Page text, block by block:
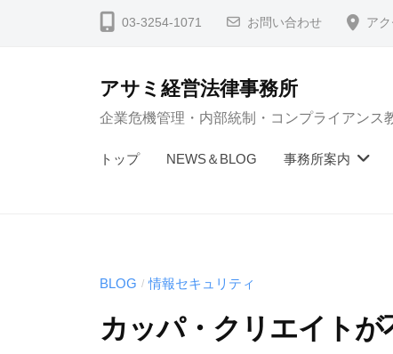
03-3254-1071 お問い合わせ ア
アサミ経営法律事務所
企業危機管理・内部統制・コンプライアンス
トップ NEWS＆BLOG 事務所案内
BLOG / 情報セキュリティ
カッパ・クリエイト